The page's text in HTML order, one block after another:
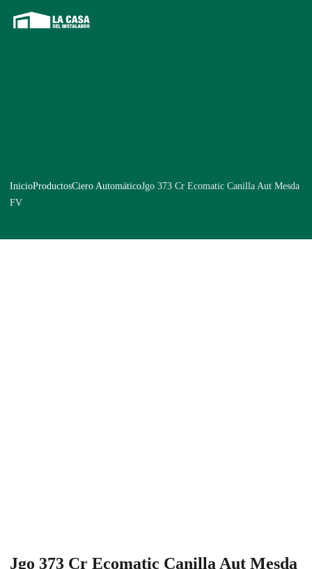
InicioProductosCiero AutomáticoJgo 373 Cr Ecomatic Canilla Aut Mesda
FV
Jgo 373 Cr Ecomatic Canilla Aut Mesda